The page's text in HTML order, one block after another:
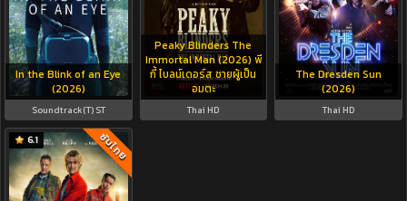
In the Blink of an Eye
(2026)
Soundtrack(T) ST
Peaky Blinders The
Immortal Man (2026) พี
กี้ ไบลน์เดอร์ส ชายผู้เป็น
อมตะ
Thai HD
The Dresden Sun
(2026)
Thai HD
6.1 ซับไทย